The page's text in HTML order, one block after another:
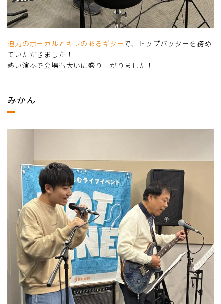
迫力のボーカルとキレのあるギターで、トップバッターを務め
ていただきました！
熱い演奏で会場も大いに盛り上がりました！
みかん